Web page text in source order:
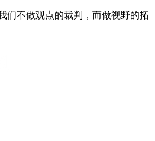
们不做观点的裁判，而做视野的拓